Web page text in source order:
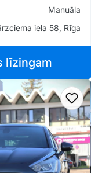
Manuāla
iela 58, Rīga
līzingam